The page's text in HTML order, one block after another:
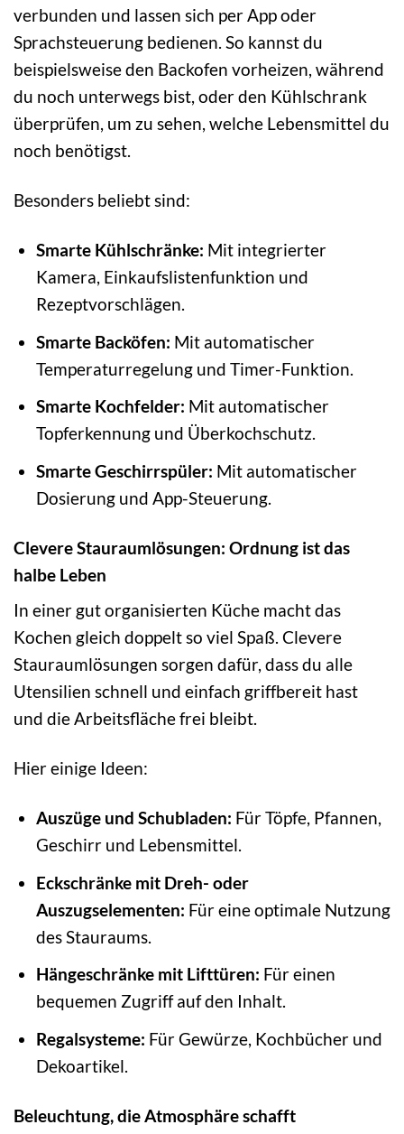
verbunden und lassen sich per App oder
Sprachsteuerung bedienen. So kannst du
beispielsweise den Backofen vorheizen, während
du noch unterwegs bist, oder den Kühlschrank
überprüfen, um zu sehen, welche Lebensmittel du
noch benötigst.
Besonders beliebt sind:
Smarte Kühlschränke: Mit integrierter
Kamera, Einkaufslistenfunktion und
Rezeptvorschlägen.
Smarte Backöfen: Mit automatischer
Temperaturregelung und Timer-Funktion.
Smarte Kochfelder: Mit automatischer
Topferkennung und Überkochschutz.
Smarte Geschirrspüler: Mit automatischer
Dosierung und App-Steuerung.
Clevere Stauraumlösungen: Ordnung ist das
halbe Leben
In einer gut organisierten Küche macht das
Kochen gleich doppelt so viel Spaß. Clevere
Stauraumlösungen sorgen dafür, dass du alle
Utensilien schnell und einfach griffbereit hast
und die Arbeitsfläche frei bleibt.
Hier einige Ideen:
Auszüge und Schubladen: Für Töpfe, Pfannen,
Geschirr und Lebensmittel.
Eckschränke mit Dreh- oder
Auszugselementen: Für eine optimale Nutzung
des Stauraums.
Hängeschränke mit Lifttüren: Für einen
bequemen Zugriff auf den Inhalt.
Regalsysteme: Für Gewürze, Kochbücher und
Dekoartikel.
Beleuchtung, die Atmosphäre schafft